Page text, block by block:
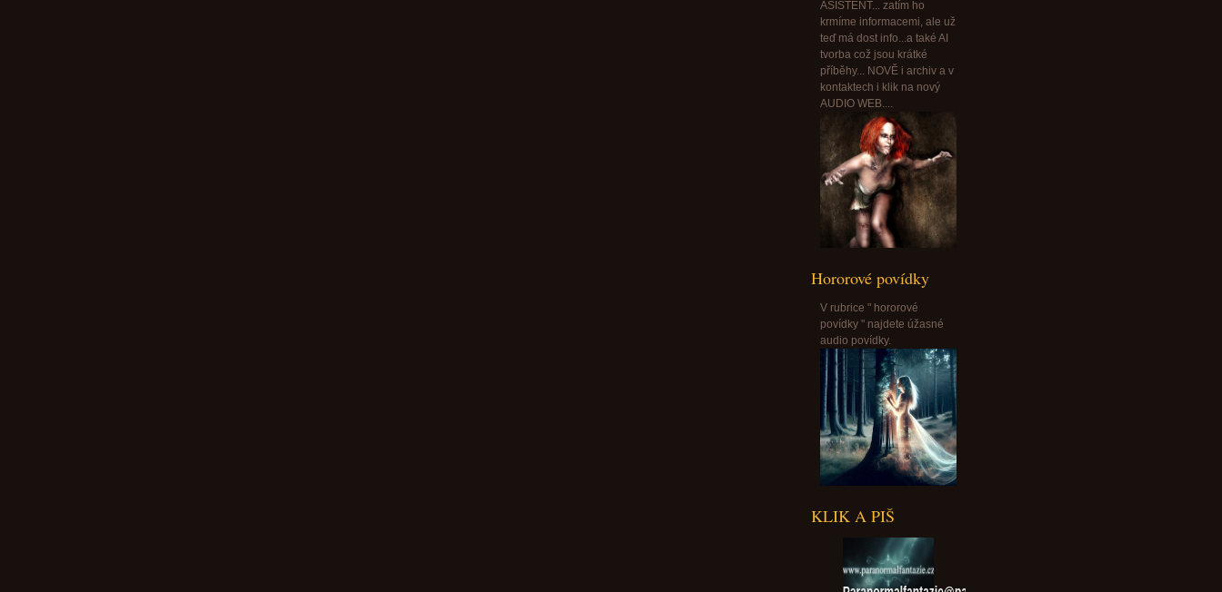
ASISTENT... zatím ho
krmíme informacemi, ale už
teď má dost info...a také AI
tvorba což jsou krátké
příběhy... NOVĚ i archiv a v
kontaktech i klik na nový
AUDIO WEB....
Hororové povídky
V rubrice " hororové
povídky " najdete úžasné
audio povídky.
KLIK A PIŠ